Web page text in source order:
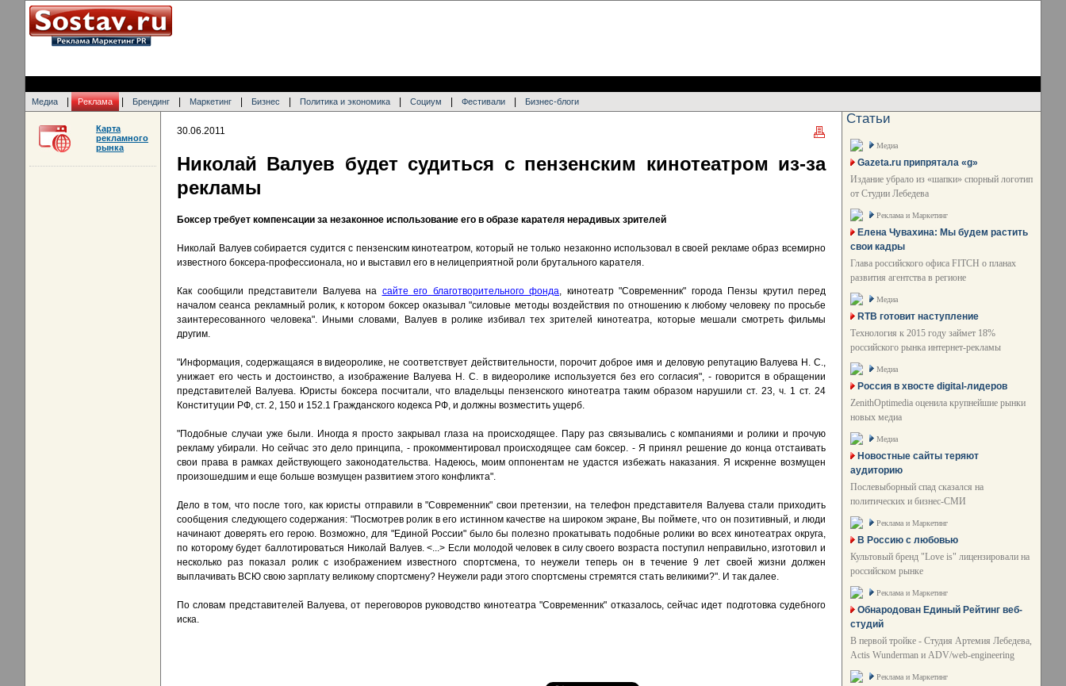
Медиа Реклама Брендинг Маркетинг Бизнес Политика и экономика Социум Фестивали Бизнес-блоги
30.06.2011
Николай Валуев будет судиться с пензенским кинотеатром из-за
рекламы
Боксер требует компенсации за незаконное использование его в образе карателя нерадивых зрителей
Николай Валуев собирается судится с пензенским кинотеатром, который не только незаконно использовал в своей рекламе образ всемирно
известного боксера-профессионала, но и выставил его в нелицеприятной роли брутального карателя.
Как сообщили представители Валуева на сайте его благотворительного фонда, кинотеатр "Современник" города Пензы крутил перед
началом сеанса рекламный ролик, к котором боксер оказывал "силовые методы воздействия по отношению к любому человеку по просьбе
заинтересованного человека". Иными словами, Валуев в ролике избивал тех зрителей кинотеатра, которые мешали смотреть фильмы
другим.
"Информация, содержащаяся в видеоролике, не соответствует действительности, порочит доброе имя и деловую репутацию Валуева Н. С.,
унижает его честь и достоинство, а изображение Валуева Н. С. в видеоролике используется без его согласия", - говорится в обращении
представителей Валуева. Юристы боксера посчитали, что владельцы пензенского кинотеатра таким образом нарушили ст. 23, ч. 1 ст. 24
Конституции РФ, ст. 2, 150 и 152.1 Гражданского кодекса РФ, и должны возместить ущерб.
"Подобные случаи уже были. Иногда я просто закрывал глаза на происходящее. Пару раз связывались с компаниями и ролики и прочую
рекламу убирали. Но сейчас это дело принципа, - прокомментировал происходящее сам боксер. - Я принял решение до конца отстаивать
свои права в рамках действующего законодательства. Надеюсь, моим оппонентам не удастся избежать наказания. Я искренне возмущен
произошедшим и еще больше возмущен развитием этого конфликта".
Дело в том, что после того, как юристы отправили в "Современник" свои претензии, на телефон представителя Валуева стали приходить
сообщения следующего содержания: "Посмотрев ролик в его истинном качестве на широком экране, Вы поймете, что он позитивный, и люди
начинают доверять его герою. Возможно, для "Единой России" было бы полезно прокатывать подобные ролики во всех кинотеатрах округа,
по которому будет баллотироваться Николай Валуев. <...> Если молодой человек в силу своего возраста поступил неправильно, изготовил и
несколько раз показал ролик с изображением известного спортсмена, то неужели теперь он в течение 9 лет своей жизни должен
выплачивать ВСЮ свою зарплату великому спортсмену? Неужели ради этого спортсмены стремятся стать великими?". И так далее.
По словам представителей Валуева, от переговоров руководство кинотеатра "Современник" отказалось, сейчас идет подготовка судебного
иска.
Карта
рекламного
рынка
Статьи
Медиа
Gazeta.ru припрятала «g»
Издание убрало из «шапки» спорный логотип
от Студии Лебедева
Реклама и Маркетинг
Елена Чувахина: Мы будем растить
свои кадры
Глава российского офиса FITCH о планах
развития агентства в регионе
Медиа
RTB готовит наступление
Технология к 2015 году займет 18%
российского рынка интернет-рекламы
Медиа
Россия в хвосте digital-лидеров
ZenithOptimedia оценила крупнейшие рынки
новых медиа
Медиа
Новостные сайты теряют
аудиторию
Послевыборный спад сказался на
политических и бизнес-СМИ
Реклама и Маркетинг
В Россию с любовью
Культовый бренд "Love is" лицензировали на
российском рынке
Реклама и Маркетинг
Обнародован Единый Рейтинг веб-
студий
В первой тройке - Студия Артемия Лебедева,
Actis Wunderman и ADV/web-engineering
Реклама и Маркетинг